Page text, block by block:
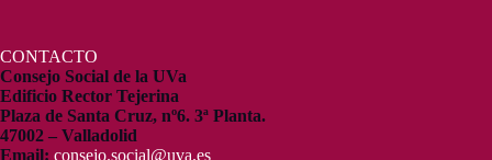
CONTACTO
Consejo Social de la UVa
Edificio Rector Tejerina
Plaza de Santa Cruz, nº6. 3ª Planta.
47002 – Valladolid
Email: consejo.social@uva.es